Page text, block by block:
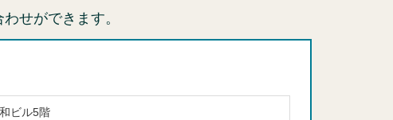
せができます。
ビル5階